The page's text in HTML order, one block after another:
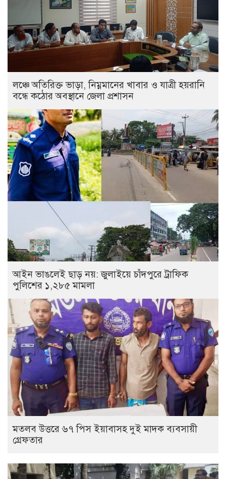
লঞ্চে অতিরিক্ত ভাড়া, নিম্নমানের খাবার ও যাত্রী হয়রানি
বন্ধে কঠোর অবস্থানে জেলা প্রশাসন
আইন ভাঙলেই ছাড় নয়: জুলাইয়ে চাঁদপুরে ট্রাফিক
পুলিশের ১,২৮৫ মামলা
মতলব উত্তরে ৬৭ পিস ইয়াবাসহ দুই মাদক ব্যবসায়ী
গ্রেফতার